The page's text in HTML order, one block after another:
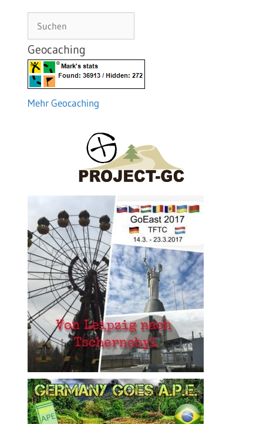
Geocaching
Mehr Geocaching